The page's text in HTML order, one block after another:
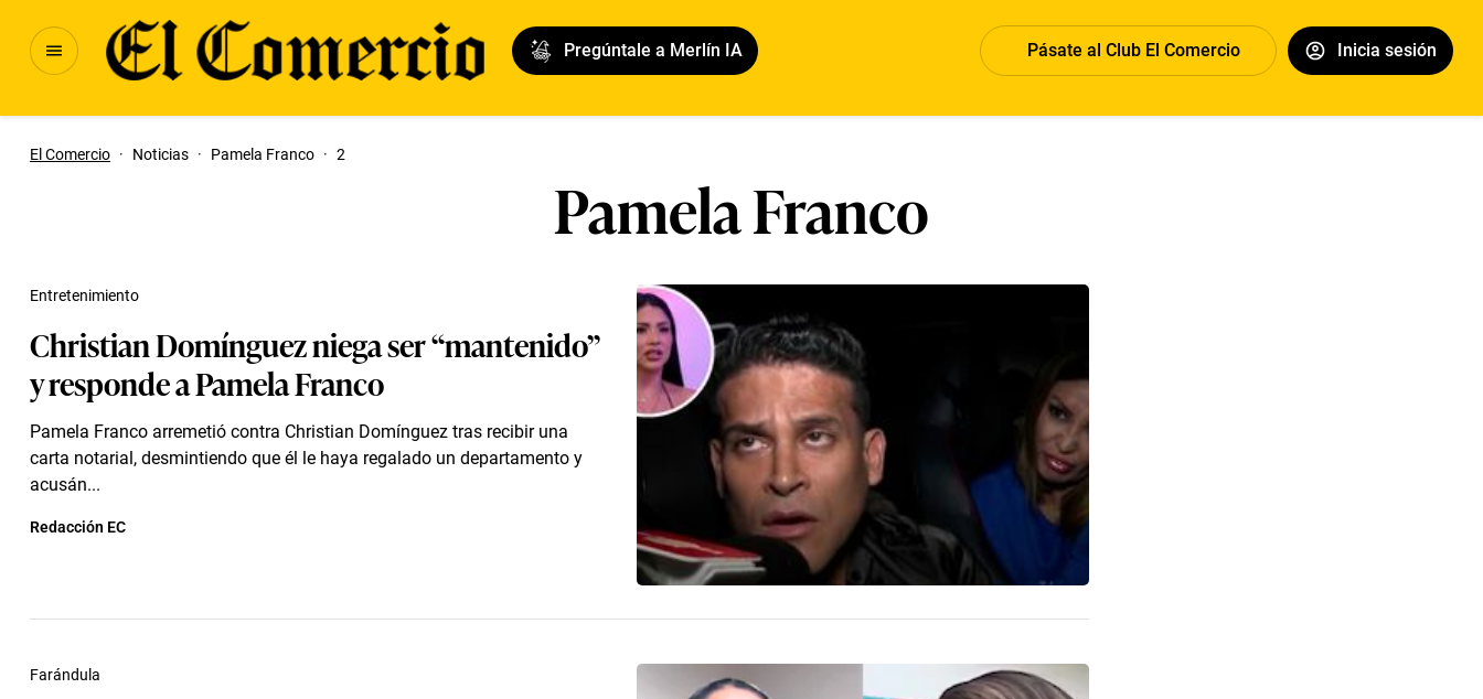
Pregúntale a Merlín IA Pásate al Club El Comercio Inicia sesión
El Comercio · Noticias · Pamela Franco · 2
Pamela Franco
Christian Domínguez niega ser “mantenido”
y responde a Pamela Franco
Pamela Franco arremetió contra Christian Domínguez tras recibir una
carta notarial, desmintiendo que él le haya regalado un departamento y
acusán...
Entretenimiento
Redacción EC
Farándula